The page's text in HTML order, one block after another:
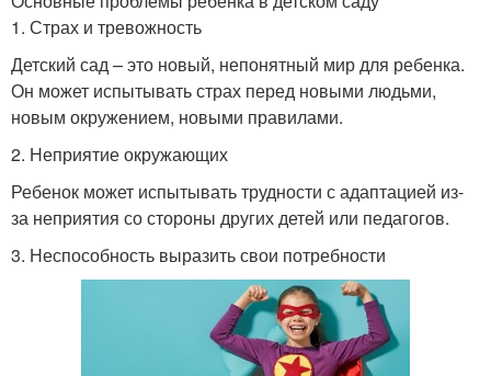
1. Страх и тревожность
Детский сад – это новый, непонятный мир для ребенка.
Он может испытывать страх перед новыми людьми,
новым окружением, новыми правилами.
2. Неприятие окружающих
Ребенок может испытывать трудности с адаптацией из-
за неприятия со стороны других детей или педагогов.
3. Неспособность выразить свои потребности